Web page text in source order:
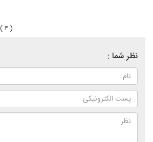
( ۴ )
نظر شما :